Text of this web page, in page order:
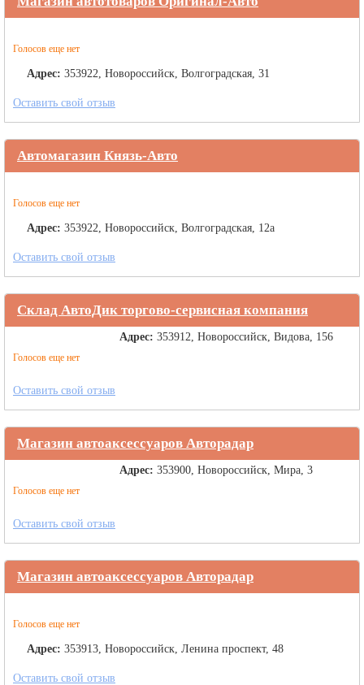
Голосов еще нет
Адрес: 353922, Новороссийск, Волгоградская, 31
Оставить свой отзыв
Автомагазин Князь-Авто
Голосов еще нет
Адрес: 353922, Новороссийск, Волгоградская, 12а
Оставить свой отзыв
Склад АвтоДик торгово-сервисная компания
Голосов еще нет
Адрес: 353912, Новороссийск, Видова, 156
Оставить свой отзыв
Магазин автоаксессуаров Авторадар
Голосов еще нет
Адрес: 353900, Новороссийск, Мира, 3
Оставить свой отзыв
Магазин автоаксессуаров Авторадар
Голосов еще нет
Адрес: 353913, Новороссийск, Ленина проспект, 48
Оставить свой отзыв